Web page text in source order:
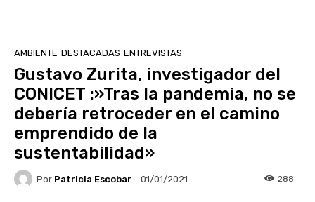
AMBIENTE DESTACADAS ENTREVISTAS
Gustavo Zurita, investigador del
CONICET :»Tras la pandemia, no se
debería retroceder en el camino
emprendido de la
sustentabilidad»
Por Patricia Escobar 01/01/2021 288